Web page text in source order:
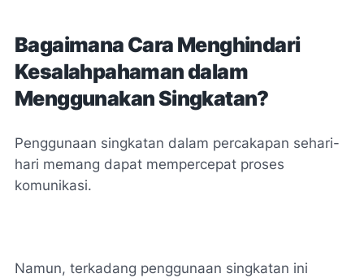
Bagaimana Cara Menghindari
Kesalahpahaman dalam
Menggunakan Singkatan?
Penggunaan singkatan dalam percakapan sehari-
hari memang dapat mempercepat proses
komunikasi.
Namun, terkadang penggunaan singkatan ini